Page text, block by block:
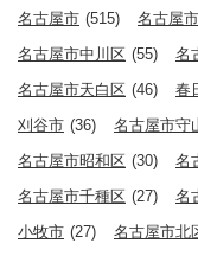
名古屋市 (515) 名古屋
名古屋市中川区 (55) 名
名古屋市天白区 (46) 春
刈谷市 (36) 名古屋市守
名古屋市昭和区 (30) 名
名古屋市千種区 (27) 名
小牧市 (27) 名古屋市北